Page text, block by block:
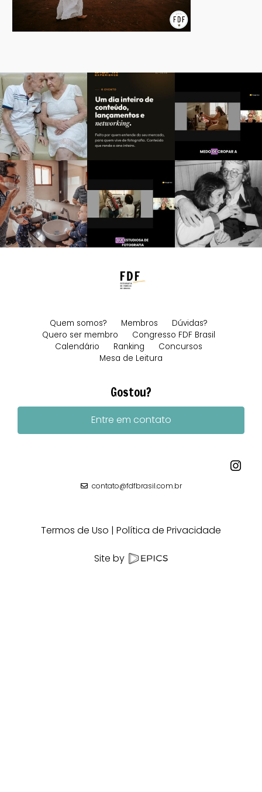
Quem somos? Membros
Dúvidas?
Quero ser membro
Congresso FDF Brasil
Calendário
Ranking
Concursos
Mesa de Leitura
Gostou?
Entre em contato
contato@fdfbrasil.com.br
Termos de Uso Política de Privacidade
Site by